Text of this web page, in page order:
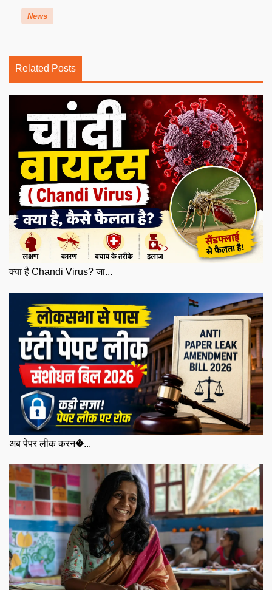
News
Related Posts
क्या है Chandi Virus? जा...
अब पेपर लीक करन�...